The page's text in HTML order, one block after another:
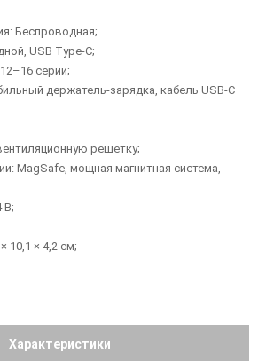
Беспроводная;
USB Type-C;
серии;
держатель-зарядка, кабель USB-C –
решетку;
MagSafe, мощная магнитная система,
В;
10,1 × 4,2 см;
Характеристики